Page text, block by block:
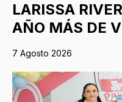
LARISSA
AÑO MÁS DE
7 Agosto 2026